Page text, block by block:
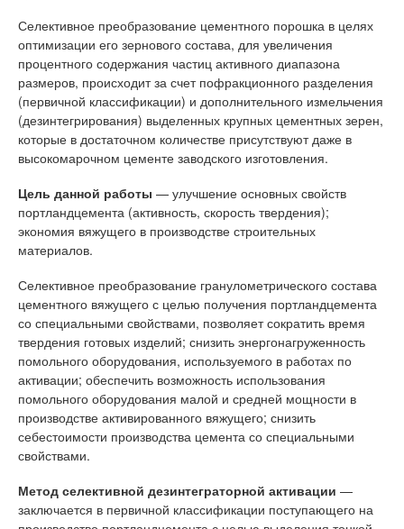
Селективное преобразование цементного порошка в целях
оптимизации его зернового состава, для увеличения
процентного содержания частиц активного диапазона
размеров, происходит за счет пофракционного разделения
(первичной классификации) и дополнительного измельчения
(дезинтегрирования) выделенных крупных цементных зерен,
которые в достаточном количестве присутствуют даже в
высокомарочном цементе заводского изготовления.
Цель данной работы — улучшение основных свойств
портландцемента (активность, скорость твердения);
экономия вяжущего в производстве строительных
материалов.
Селективное преобразование гранулометрического состава
цементного вяжущего с целью получения портландцемента
со специальными свойствами, позволяет сократить время
твердения готовых изделий; снизить энергонагруженность
помольного оборудования, используемого в работах по
активации; обеспечить возможность использования
помольного оборудования малой и средней мощности в
производстве активированного вяжущего; снизить
себестоимости производства цемента со специальными
свойствами.
Метод селективной дезинтеграторной активации —
заключается в первичной классификации поступающего на